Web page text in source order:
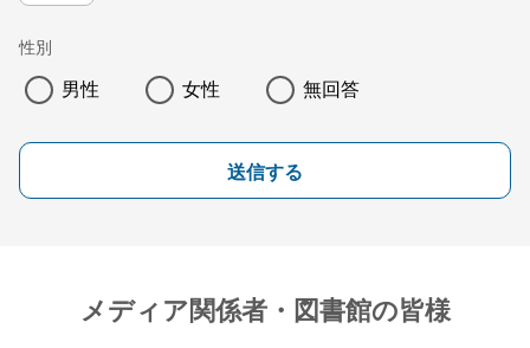
性別
男性 女性 無回答
送信する
メディア関係者・図書館の皆様